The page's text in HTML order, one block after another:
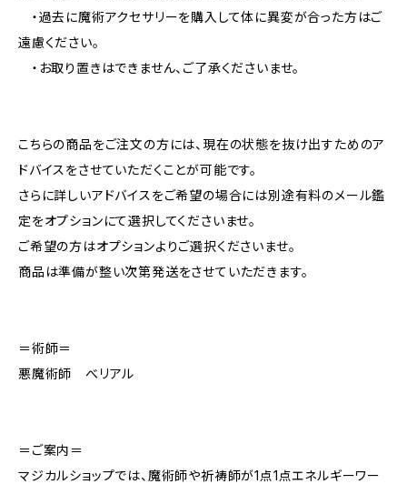
・過去に魔術アクセサリーを購入して体に異変が合った方はご
遠慮ください。
・お取り置きはできません、ご了承くださいませ。
こちらの商品をご注文の方には、現在の状態を抜け出すためのア
ドバイスをさせていただくことが可能です。
さらに詳しいアドバイスをご希望の場合には別途有料のメール鑑
定をオプションにて選択してくださいませ。
ご希望の方はオプションよりご選択くださいませ。
商品は準備が整い次第発送をさせていただきます。
＝術師＝
悪魔術師 べリアル
＝ご案内＝
マジカルショップでは、魔術師や祈祷師が1点1点エネルギーワー